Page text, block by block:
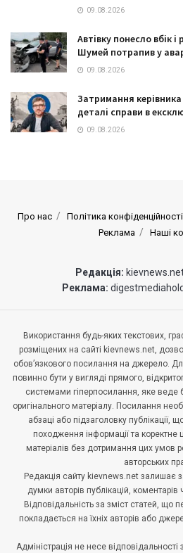
09.08.2026
Автівку понесло вбік
Шумей потрапив у
09.08.2026
Затримання керівника
деталі справи в
09.08.2026
Про нас Політика конфіденційності
Реклама
Наші
Редакція:
Реклама:
Використання будь-яких текстових,
розміщених на сайті kievnews.net,
обов’язкового посилання на джерело.
повинно бути у вигляді прямого,
системами гіперпосилання, яке веде
оригінального матеріалу. Посилання
абзаці або підзаголовку публікації,
походження інформації та коректне
матеріалів без дотримання цих умов
авторських
Редакція сайту kievnews.net залишає
думки авторів публікацій, коментарів
Відповідальність за зміст статей, що
покладається на їхніх авторів або
Адміністрація не несе відповідальності